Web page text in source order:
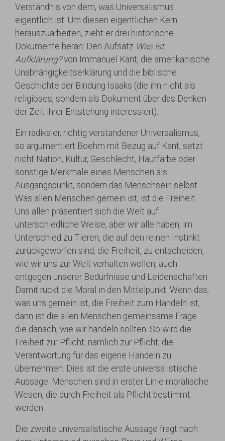
Verständnis von dem, was Universalismus
eigentlich ist. Um diesen eigentlichen Kern
herauszuarbeiten, zieht er drei historische
Dokumente heran: Den Aufsatz Was ist
Aufklärung?von Immanuel Kant, die amerikanische
Unabhängigkeitserklärung und die biblische
Geschichte der Bindung Isaaks (die ihn nicht als
religiöses, sondern als Dokument über das Denken
der Zeit ihrer Entstehung interessiert).
Ein radikaler, richtig verstandener Universalismus,
so argumentiert Boehm mit Bezug auf Kant, setzt
nicht Nation, Kultur, Geschlecht, Hautfarbe oder
sonstige Merkmale eines Menschen als
Ausgangspunkt, sondern das Menschsein selbst.
Was allen Menschen gemein ist, ist die Freiheit.
Uns allen präsentiert sich die Welt auf
unterschiedliche Weise, aber wir alle haben, im
Unterschied zu Tieren, die auf den reinen Instinkt
zurückgeworfen sind, die Freiheit, zu entscheiden,
wie wir uns zur Welt verhalten wollen, auch
entgegen unserer Bedürfnisse und Leidenschaften.
Damit rückt die Moral in den Mittelpunkt. Wenn das,
was uns gemein ist, die Freiheit zum Handeln ist,
dann ist die allen Menschen gemeinsame Frage
die danach, wie wir handeln sollten. So wird die
Freiheit zur Pflicht, nämlich zur Pflicht, die
Verantwortung für das eigene Handeln zu
übernehmen. Dies ist die erste universalistische
Aussage: Menschen sind in erster Linie moralische
Wesen, die durch Freiheit als Pflicht bestimmt
werden.
Die zweite universalistische Aussage fragt nach